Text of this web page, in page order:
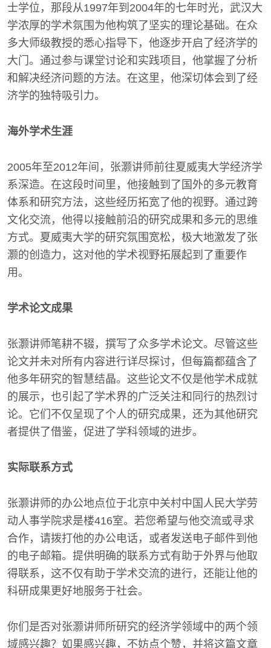
士学位，那段从1997年到2004年的七年时光，武汉大
学浓厚的学术氛围为他构筑了坚实的理论基础。在众
多大师级教授的悉心指导下，他逐步开启了经济学的
大门。通过参与课堂讨论和实践项目，他掌握了分析
和解决经济问题的方法。在这里，他深切体会到了经
济学的独特吸引力。
海外学术生涯
2005年至2012年间，张灏讲师前往夏威夷大学经济学
系深造。在这段时间里，他接触到了国外的多元教育
体系和研究方法，这些经历拓宽了他的视野。通过跨
文化交流，他得以接触前沿的研究成果和多元的思维
方式。夏威夷大学的研究氛围宽松，极大地激发了张
灏的创造力，这对他的学术视野拓展起到了重要作
用。
学术论文成果
张灏讲师笔耕不辍，撰写了众多学术论文。尽管这些
论文并未对所有内容进行详尽探讨，但每篇都蕴含了
他多年研究的智慧结晶。这些论文不仅是他学术成就
的展示，也引起了学术界的广泛关注和同行的热烈讨
论。它们不仅呈现了个人的研究成果，还为其他研究
者提供了借鉴，促进了学科领域的进步。
实际联系方式
张灏讲师的办公地点位于北京中关村中国人民大学劳
动人事学院求是楼416室。若您希望与他交流或寻求
合作，请拨打他的办公电话，或者发送电子邮件到他
的电子邮箱。提供明确的联系方式有助于外界与他取
得联系，这不仅有助于学术交流的进行，还能让他的
科研成果更好地服务于社会。
你们是否对张灏讲师所研究的经济学领域中的两个领
域感兴趣？如果感兴趣，不妨点个赞，并将这篇文章